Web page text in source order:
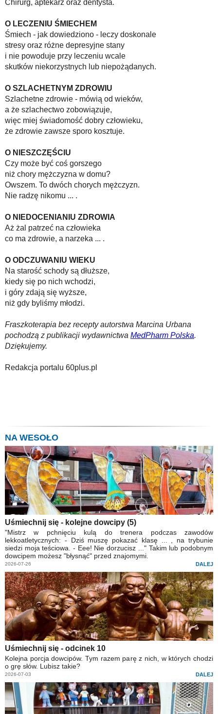
Chirurg, aptekarz oraz dentysta.
O LECZENIU ŚMIECHEM
Śmiech - jak dowiedziono - leczy doskonale
stresy oraz różne depresyjne stany
i nie powoduje przy leczeniu wcale
skutków niekorzystnych lub niepożądanych.
O SZLACHETNYM ZDROWIU
Szlachetne zdrowie - mówią od wieków,
a że szlachectwo zobowiązuje,
więc miej świadomość dobry człowieku,
że zdrowie zawsze sporo kosztuje.
O NIESZCZĘŚCIU
Czy może być coś gorszego
niż chory mężczyzna w domu?
Owszem. To dwóch chorych mężczyzn.
Nie radzę nikomu ... .
O NIEDOCENIANIU ZDROWIA
Aż żal patrzeć na człowieka
co ma zdrowie, a narzeka ... .
O ODCZUWANIU WIEKU
Na starość schody są dłuższe,
kiedy się po nich wchodzi,
i góry zdają się wyższe,
niż gdy byliśmy młodzi.
Fraszkoterapia bez recepty autorstwa Marcina Urbana
pochodzą z publikacji wydawnictwa MedPharm Polska.
Dziękujemy.
Redakcja portalu 60plus.pl
NA WESOŁO
Uśmiechnij się - kolejne dowcipy (5)
"Mistrz w pchnięciu kulą do trenera podczas zawodów
lekkoatletycznych: - Dziś muszę pokazać klasę ... , na trybunie
siedzi moja teściowa. - Eee! Nie dorzucisz ..." Takim lub podobnym
dowcipem możesz "błysnąć" przed znajomymi.
2026-07-26 DALEJ
Uśmiechnij się - odcinek 10
Kolejna porcja dowcipów. Tym razem parę z nich, w których chodzi
o grę słów. Lubisz takie?
2026-07-03 DALEJ